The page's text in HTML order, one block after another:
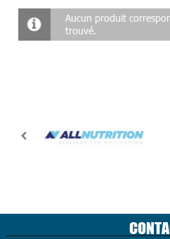
Aucun produit
trouvé.